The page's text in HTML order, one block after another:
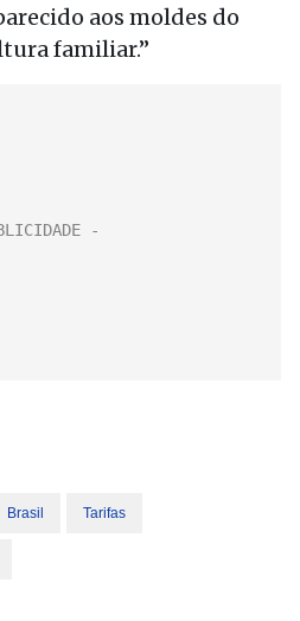
aos moldes do
familiar.”
Brasil Tarifas